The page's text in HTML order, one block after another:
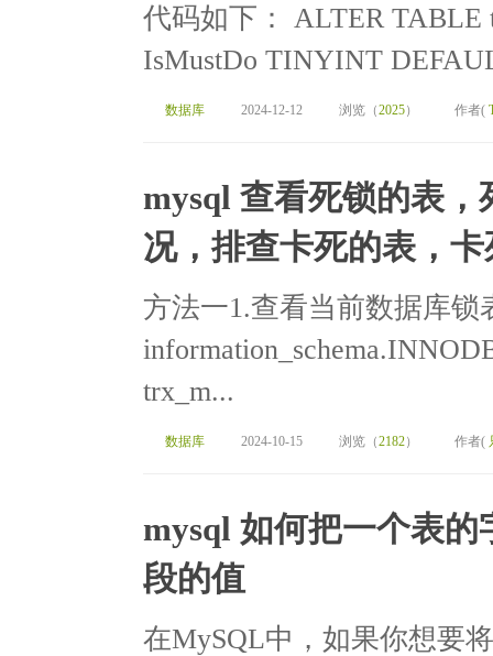
代码如下： ALTER TABLE
IsMustDo TINYINT
数据库 2024-12-12 浏览（2025） 作者(
mysql 查看死锁的表
况，排查卡死的表，
方法一1.查看当前数据库锁
trx_m...
数据库 2024-10-15 浏览（2182） 作者(
mysql 如何把一个表
段的值
在MySQL中，如果你想要